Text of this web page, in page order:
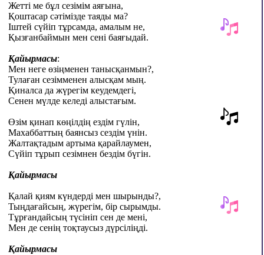
Жетті ме бұл сезімім аяғына,
Қоштасар сәтімізде таяды ма?
Іштей сүйіп тұрсамда, амалым не,
Қызғанбаймын мен сені баяғыдай.
Қайырмасы:
Мен неге өзіңменен танысқанмын?,
Тулаған сезімменен алысқам мың.
Қиналса да жүрегім кеудемдегі,
Сенен мүлде келеді алыстағым.
Өзім қинап көңілдің ездім гүлін,
Махаббаттың баянсыз сездім үнін.
Жалтақтадым артыма қарайлаумен,
Сүйіп тұрып сезімнен бездім бүгін.
Қайырмасы
Қалай қиям күндерді мен шырынды?,
Тыңдағайсың, жүрегім, бір сырымды.
Тұрғандайсың түсініп сен де мені,
Мен де сенің тоқтаусыз дүрсіліңді.
Қайырмасы